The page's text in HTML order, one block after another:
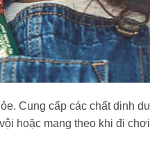
Cung cấp các chất dinh
hoặc mang theo khi đi